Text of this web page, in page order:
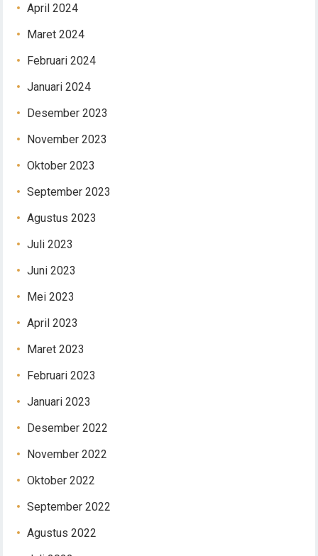
April 2024
Maret 2024
Februari 2024
Januari 2024
Desember 2023
November 2023
Oktober 2023
September 2023
Agustus 2023
Juli 2023
Juni 2023
Mei 2023
April 2023
Maret 2023
Februari 2023
Januari 2023
Desember 2022
November 2022
Oktober 2022
September 2022
Agustus 2022